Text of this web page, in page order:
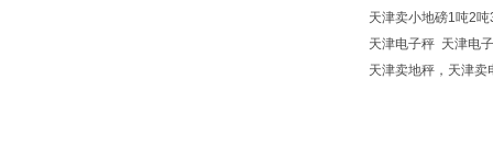
天津卖小地磅1吨2
天津电子秤 天津电
天津卖地秤，天津卖